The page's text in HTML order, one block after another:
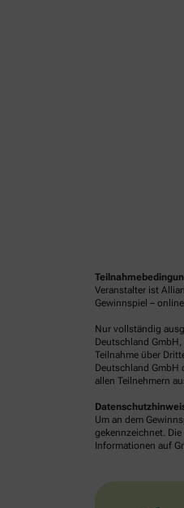
Veranstalter ist
Gewinnspiel –
Nur vollständig
Deutschland
Teilnahme über
Deutschland GmbH
allen Teilnehmern
Um an dem
gekennzeichnet.
Informationen auf